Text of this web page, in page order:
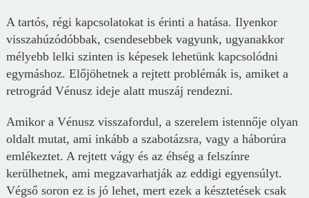
A tartós, régi kapcsolatokat is érinti a hatása. Ilyenkor
visszahúzódóbbak, csendesebbek vagyunk, ugyanakkor
mélyebb lelki szinten is képesek lehetünk kapcsolódni
egymáshoz. Előjöhetnek a rejtett problémák is, amiket a
retrográd Vénusz ideje alatt muszáj rendezni.
Amikor a Vénusz visszafordul, a szerelem istennője olyan
oldalt mutat, ami inkább a szabotázsra, vagy a háborúra
emlékeztet. A rejtett vágy és az éhség a felszínre
kerülhetnek, ami megzavarhatják az eddigi egyensúlyt.
Végső soron ez is jó lehet, mert ezek a késztetések csak